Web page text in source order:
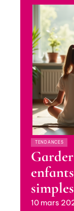
TENDANCES
simples
10 mars